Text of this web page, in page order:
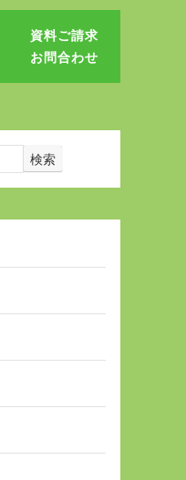
資料ご請求
お問合わせ
検索